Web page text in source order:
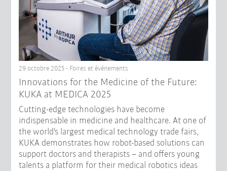
29 octobre 2025 - Foires et événements
Innovations for the Medicine of the Future:
KUKA at MEDICA 2025
Cutting-edge technologies have become
indispensable in medicine and healthcare. At one of
the world's largest medical technology trade fairs,
KUKA demonstrates how robot-based solutions can
support doctors and therapists – and offers young
talents a platform for their medical robotics ideas